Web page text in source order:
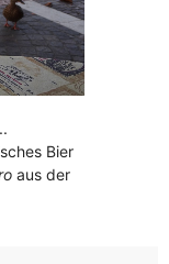
Bier
aus der